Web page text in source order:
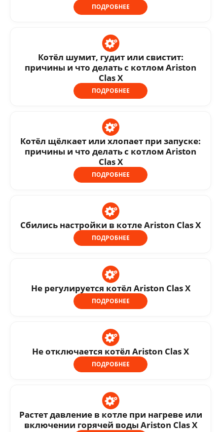
ПОДРОБНЕЕ
Котёл шумит, гудит или свистит:
причины и что делать с котлом Ariston
Clas X
ПОДРОБНЕЕ
Котёл щёлкает или хлопает при запуске:
причины и что делать с котлом Ariston
Clas X
ПОДРОБНЕЕ
Сбились настройки в котле Ariston Clas X
ПОДРОБНЕЕ
Не регулируется котёл Ariston Clas X
ПОДРОБНЕЕ
Не отключается котёл Ariston Clas X
ПОДРОБНЕЕ
Растет давление в котле при нагреве или
включении горячей воды Ariston Clas X